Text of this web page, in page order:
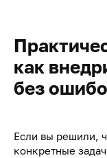
как
без
Если вы решили,
конкретные